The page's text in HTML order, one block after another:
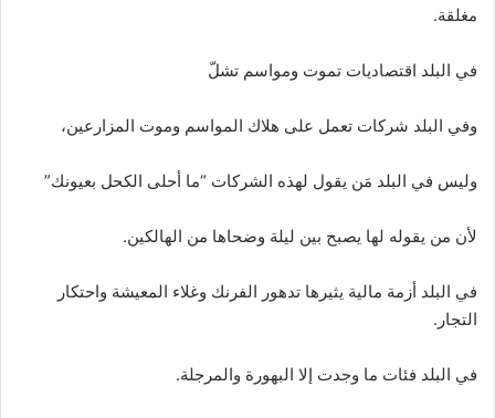
مغلقة.
في البلد اقتصاديات تموت ومواسم تشلّ
وفي البلد شركات تعمل على هلاك المواسم وموت المزارعين،
وليس في البلد مَن يقول لهذه الشركات “ما أحلى الكحل بعيونك”
لأن من يقوله لها يصبح بين ليلة وضحاها من الهالكين.
في البلد أزمة مالية يثيرها تدهور الفرنك وغلاء المعيشة واحتكار
التجار.
في البلد فئات ما وجدت إلا البهورة والمرجلة.